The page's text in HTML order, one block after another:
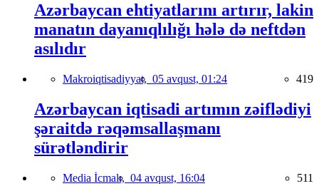
Azərbaycan ehtiyatlarını artırır, lakin
manatın dayanıqlılığı hələ də neftdən
asılıdır
Makroiqtisadiyyat, 05 avqust, 01:24 419
Azərbaycan iqtisadi artımın zəiflədiyi
şəraitdə rəqəmsallaşmanı
sürətləndirir
Media İcmalı, 04 avqust, 16:04 511